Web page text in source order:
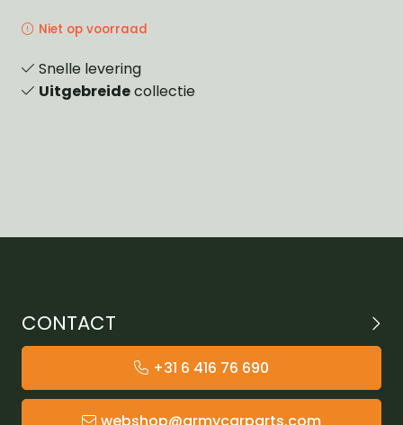
Niet op voorraad
Snelle levering
Uitgebreidecollectie
CONTACT
+31 6 416 76 690